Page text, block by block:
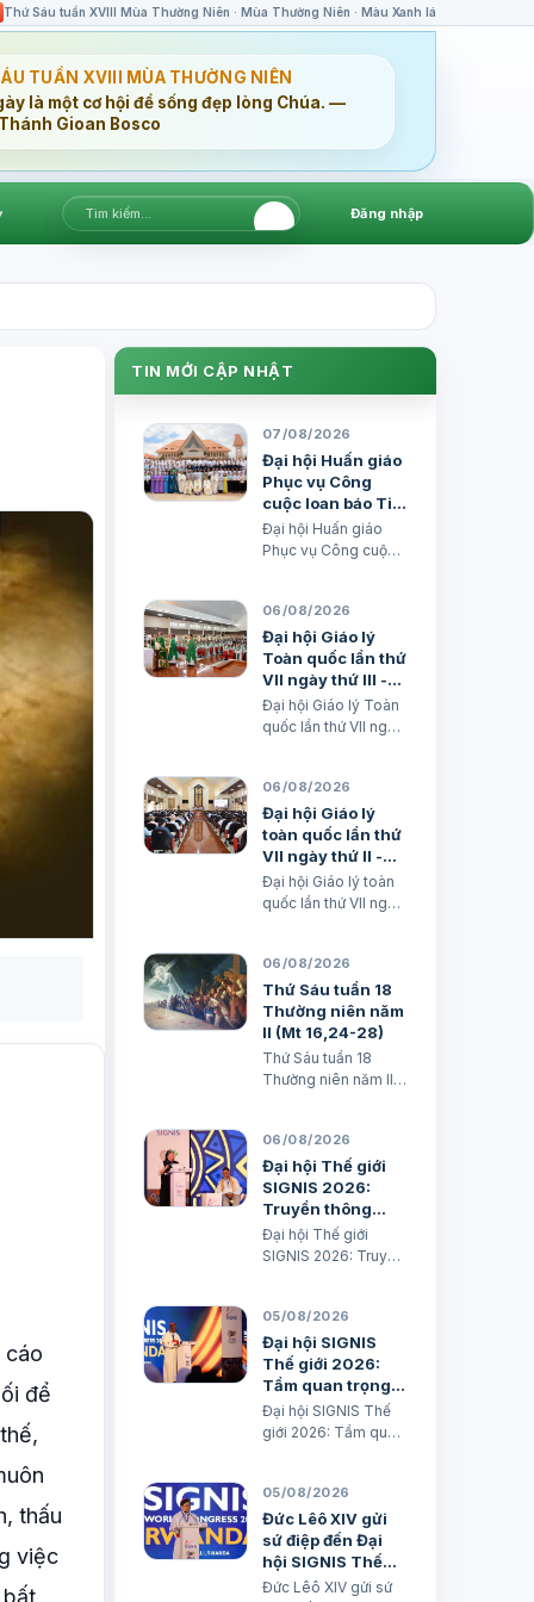
Thứ Sáu tuần XVIII Mùa Thường Niên · Mùa Thường Niên · Màu Xanh lá
TUẦN XVIII MÙA THƯỜNG NIÊN
là một cơ hội để sống đẹp lòng Chúa. —
Gioan Bosco
Đăng nhập
cáo
để
thấu
việc
bất
TIN MỚI CẬP NHẬT
07/08/2026
Đại hội Huấn giáo
Phục vụ Công
cuộc loan báo Tin
mừng Toàn quốc
lần thứ VII - Khép
hướng đi mới cho
công cuộc huấn
giáo Việt Nam
Đại hội Huấn giáo
Phục vụ Công cuộc
- Khép lại trong hiệp
thông, mở ra một
hướng đi mới cho
công cuộc huấn giáo
Việt Nam Lm. Micae
Nguyễn Khắc Minh
06/08/2026
Đại hội Giáo lý
Toàn quốc lần thứ
VII ngày thứ III -
Huấn giáo và Gia
đình trong nền
Đại hội Giáo lý Toàn
quốc lần thứ VII ngày
văn hoá kỹ thuật số
avatar Lm. Micae
Nguyễn Khắc Minh
06/08/2026
Đại hội Giáo lý
toàn quốc lần thứ
VII ngày thứ II -
Huấn giáo và khai
tâm nhiệm hiệp
Đại hội Giáo lý toàn
quốc lần thứ VII ngày
Lm. Micae Nguyễn
Khắc Minh
06/08/2026
Thứ Sáu tuần 18
Thường niên năm
II (Mt 16,24-28)
Thứ Sáu tuần 18
Thường niên năm II
& các tác giả Ngày
07/08/2026 “Người
ta sẽ lấy gì mà đổi
được sự sống mình”.
BÀI ĐỌC I (năm II): Nk
1, 15; 2, 2; 3, 1-3. 6-7
06/08/2026
Đại hội Thế giới
SIGNIS 2026:
Truyền thông
phục vụ hòa bình
Đại hội Thế giới
SIGNIS 2026: Truyền
dịch
05/08/2026
Đại hội SIGNIS
Thế giới 2026:
Tầm quan trọng
của Truyền thông
đối với Truyền
Đại hội SIGNIS Thế
giới 2026: Tầm quan
giáo Xuân Đại biên
dịch
05/08/2026
Đức Lêô XIV gửi
sứ điệp đến Đại
hội SIGNIS Thế
giới tại Rwanda
Đức Lêô XIV gửi sứ